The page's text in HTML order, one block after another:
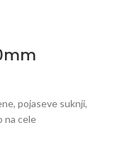
pojaseve suknji,
na cele